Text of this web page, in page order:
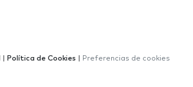
Política de Cookies Preferencias de cookies